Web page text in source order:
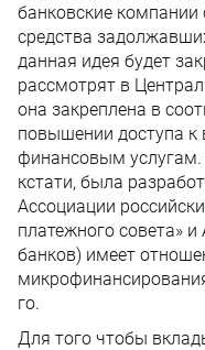
банковские компании
средства
данная идея будет
рассмотрят в
она закреплена в
повышении доступа
финансовым услугам.
кстати, была
Ассоциации
платежного совета»
банков) имеет
го.
Для того чтобы